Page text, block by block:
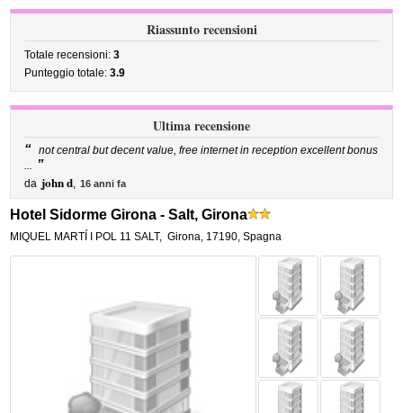
Riassunto recensioni
Totale recensioni:3
Punteggio totale:3.9
Ultima recensione
“ not central but decent value, free internet in reception excellent bonus
... ”
da john d, 16 anni fa
Hotel Sidorme Girona - Salt, Girona
MIQUEL MARTÍ I POL 11 SALT, Girona, 17190, Spagna